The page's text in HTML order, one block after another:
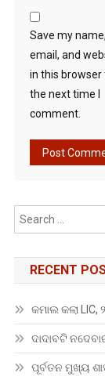
Save my name,
email, and
in this browser
the next time I
comment.
RECENT
କମାଲ କଲା LIC,
ଦାଦାବଟି
ପୂର୍ବତନ ମୁଖ୍ୟ